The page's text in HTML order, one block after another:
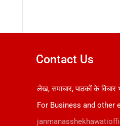
Contact Us
लेख, समाचार, पाठकों के
For Business and other